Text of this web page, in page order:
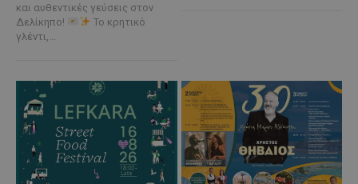
και αυθεντικές γεύσεις στον
Δελίκηπο!
Το κρητικό
γλέντι,...